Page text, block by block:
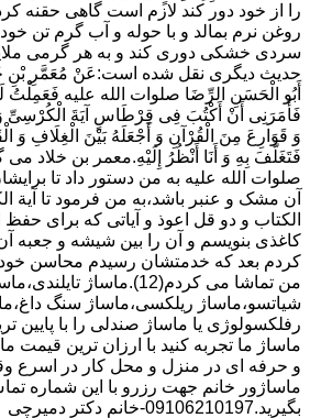
روغن نرم بمالد و با حوله و آب گرم تن خود
حدیث دیگری نقل شده است:عَنْ مُعَمَّرِ بْنِ
أَبُو الْحَسَنِ الرِّضَا صلوات الله علیه فَعَمِلْتُ
فَأَمَرَنِی أَنْ أَکْتُبَ فِی قِرْطَاسٍ آیَةَ الْکُرْسِیِّ وَ
وَ قَوَارِعَ مِنَ الْقُرْآنِ وَ أَجْعَلَهُ بَیْنَ الْغِلَافِ وَ
فَتَغَلَّفَ بِهِ وَ أَنَا أَنْظُرُ إِلَیْهِ.معمر بن خلاد
صلوات الله علیه به من دستور داد تا
آن مشک و عنبر باشد،به من فرمود تا آیة
الکتاب و دو قل اعوذ و آیاتى که براى
کاغذى بنویسم و آن را بین شیشه و جعبه آن
کردم بعد که خدمتشان رسیدم محاسن
من تماشا می کردم(12).ماساژ
شیاتسو،ماساژ ریلکسی،ماساژ سنگ
رفلکسولوژی یا ماساژ صندلی را با پایین
ماساژ ما تجربه کنید با ارزان ترین قیمت
و حرفه ای در منزل و محل کار در اسرع
ماساژور خانم جهت رزرو با این شماره
بگیرید.09106210197-خانم دکتر دمیرچی